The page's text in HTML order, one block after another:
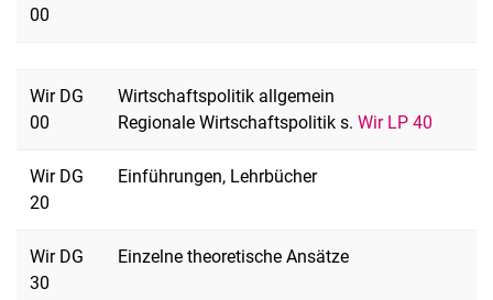
00
Wir DG
00
Wirtschaftspolitik allgemein
Regionale Wirtschaftspolitik s. Wir LP 40
Wir DG
20
Einführungen, Lehrbücher
Wir DG
30
Einzelne theoretische Ansätze